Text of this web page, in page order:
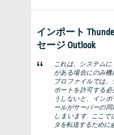
インポート
セージ Outlook
これは、システム
がある場合にのみ
プロファイルでは
ポートを許可する
うしないと、イン
ールがサーバーの
しまいます. ここで
タを転送するために